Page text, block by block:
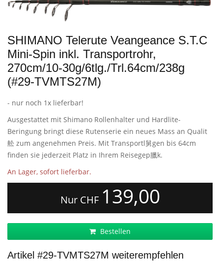
SHIMANO Telerute Veangeance S.T.C
Mini-Spin inkl. Transportrohr,
270cm/10-30g/6tlg./Trl.64cm/238g
(#29-TVMTS27M)
- nur noch 1x lieferbar!
Ausgestattet mit Shimano Rollenhalter und Hardlite-
Beringung bringt diese Rutenserie ein neues Mass an Qualit
舩 zum angenehmen Preis. Mit Transportl舅gen bis 64cm
finden sie jederzeit Platz in Ihrem Reisegep臘k.
An Lager, sofort lieferbar.
Nur CHF 139,00
Bestellen
Artikel #29-TVMTS27M weiterempfehlen